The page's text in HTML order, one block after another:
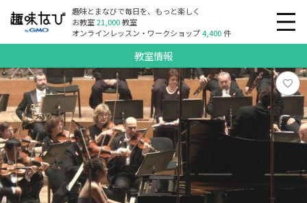
趣味とまなびで毎日を、もっと楽しく
お教室21,000教室
オンラインレッスン・ワークショップ4,400件
教室情報